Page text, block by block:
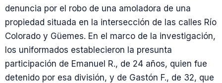
denuncia por el robo de una amoladora de una
propiedad situada en la intersección de las calles Río
Colorado y Güemes. En el marco de la investigación,
los uniformados establecieron la presunta
participación de Emanuel R., de 24 años, quien fue
detenido por esa división, y de Gastón F., de 32, que